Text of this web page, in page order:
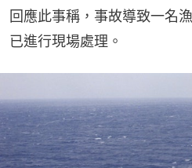
回應此事稱，事故導致一名
已進行現場處理。